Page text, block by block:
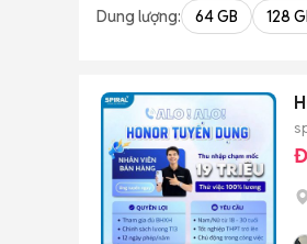
Dung lượng: 64 GB 128